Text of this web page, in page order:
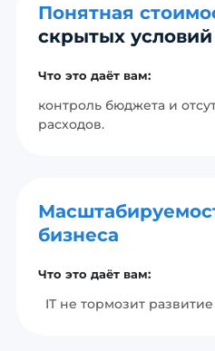
Понятная
скрытых условий
Что это даёт вам:
контроль бюджета и
расходов.
бизнеса
Что это даёт вам:
IT не тормозит